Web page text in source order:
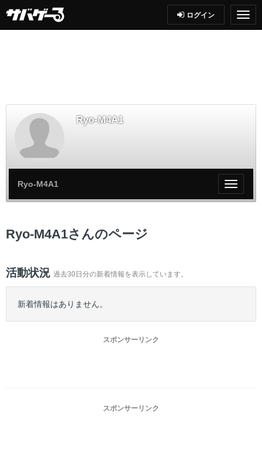
ログイン
Ryo-M4A1
My
ペ
Ryo-M4A1
Ryo-M4A1さんのページ
活動状況 過去30日分の新着情報を表示しています。
新着情報はありません。
スポンサーリンク
スポンサーリンク